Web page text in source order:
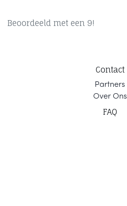
Beoordeeld met een 9!
Contact
Partners
Over Ons
FAQ